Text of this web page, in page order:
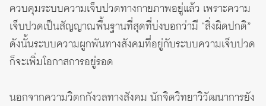
ควบคุมระบบความเจ็บปวดทางกายภาพอยู่แล้ว เพราะความ
เจ็บปวดเป็นสัญญาณพื้นฐานที่สุดที่บ่งบอกว่ามี “สิ่งผิดปกติ”
ดังนั้นระบบความผูกพันทางสังคมที่อยู่กับระบบความเจ็บปวด
ก็จะเพิ่มโอกาสการอยู่รอด
นอกจากความวิตกกังวลทางสังคม นักจิตวิทยาวิวัฒนาการยัง